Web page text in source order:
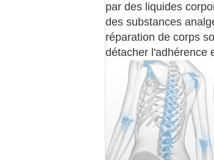
par des liquides
des substances
réparation de corps
détacher l'adhérence